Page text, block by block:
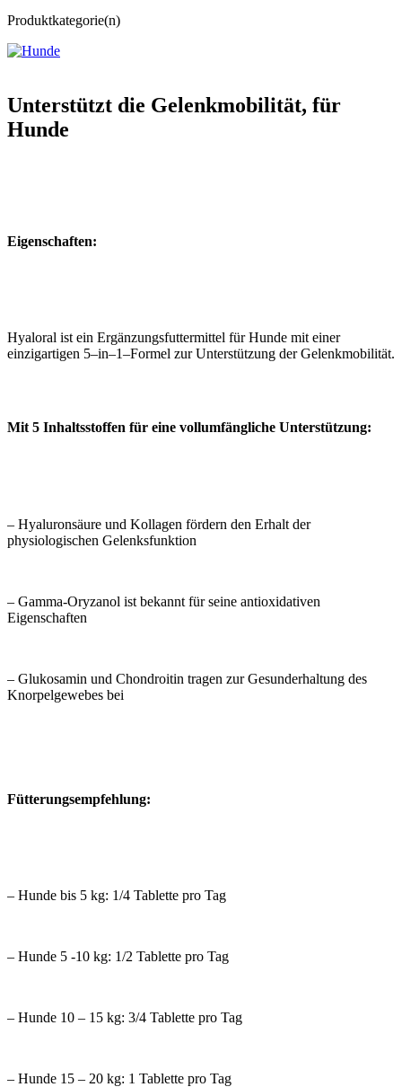
Produktkategorie(n)
Unterstützt die Gelenkmobilität, für
Hunde
Eigenschaften:
Hyaloral ist ein Ergänzungsfuttermittel für Hunde mit einer
einzigartigen 5–in–1–Formel zur Unterstützung der Gelenkmobilität.
Mit 5 Inhaltsstoffen für eine vollumfängliche Unterstützung:
– Hyaluronsäure und Kollagen fördern den Erhalt der
physiologischen Gelenksfunktion
– Gamma-Oryzanol ist bekannt für seine antioxidativen
Eigenschaften
– Glukosamin und Chondroitin tragen zur Gesunderhaltung des
Knorpelgewebes bei
Fütterungsempfehlung:
– Hunde bis 5 kg: 1/4 Tablette pro Tag
– Hunde 5 -10 kg: 1/2 Tablette pro Tag
– Hunde 10 – 15 kg: 3/4 Tablette pro Tag
– Hunde 15 – 20 kg: 1 Tablette pro Tag